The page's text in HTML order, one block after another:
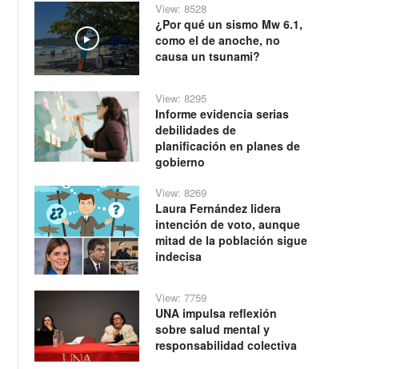
Play
View: 8528
¿Por qué un sismo Mw 6.1,
como el de anoche, no
causa un tsunami?
View: 8295
Informe evidencia serias
debilidades de
planificación en planes de
gobierno
View: 8269
Laura Fernández lidera
intención de voto, aunque
mitad de la población sigue
indecisa
View: 7759
UNA impulsa reflexión
sobre salud mental y
responsabilidad colectiva